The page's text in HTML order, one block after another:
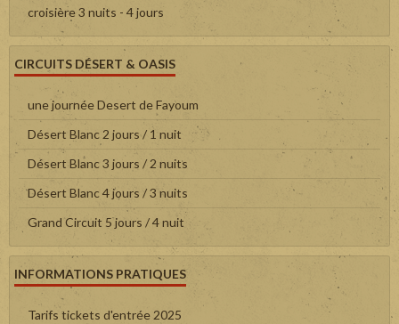
croisière 3 nuits - 4 jours
CIRCUITS DÉSERT & OASIS
une journée Desert de Fayoum
Désert Blanc 2 jours / 1 nuit
Désert Blanc 3 jours / 2 nuits
Désert Blanc 4 jours / 3 nuits
Grand Circuit 5 jours / 4 nuit
INFORMATIONS PRATIQUES
Tarifs tickets d'entrée 2025